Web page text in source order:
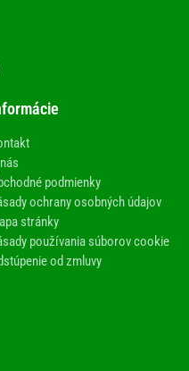
podmienky
ochrany osobných údajov
stránky
používania súborov cookie
od zmluvy